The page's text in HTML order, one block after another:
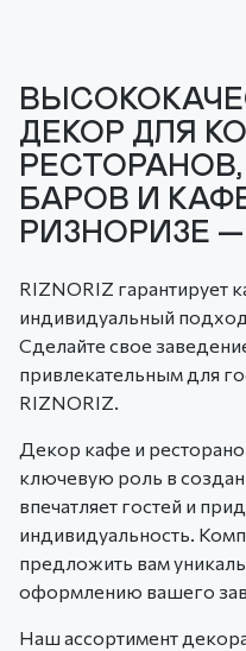
ДЕКОР ДЛЯ
БАРОВ И
РИЗНОРИЗЕ
RIZNORIZ гарантирует
индивидуальный
Сделайте свое
привлекательным для
RIZNORIZ.
Декор кафе и
ключевую роль в
впечатляет гостей и
индивидуальность.
предложить вам
оформлению вашего
Наш ассортимент